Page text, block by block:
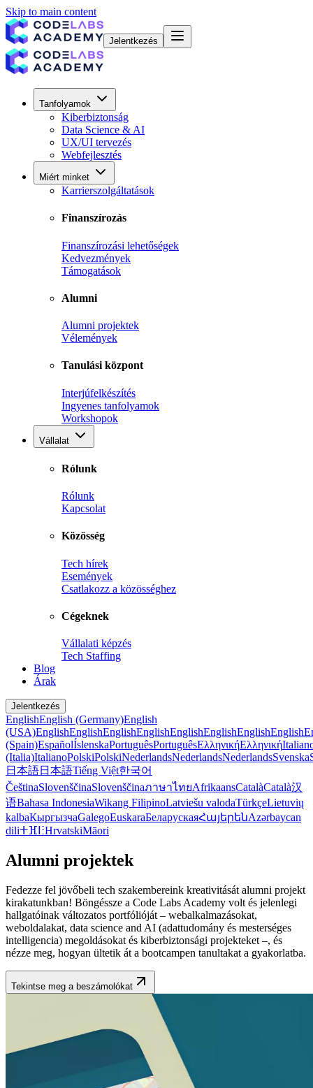
Skip to main content
Jelentkezés
Tanfolyamok
Kiberbiztonság
Data Science & AI
UX/UI tervezés
Webfejlesztés
Miért minket
Karrierszolgáltatások
Finanszírozás
Finanszírozási lehetőségek
Kedvezmények
Támogatások
Alumni
Alumni projektek
Vélemények
Tanulási központ
Interjúfelkészítés
Ingyenes tanfolyamok
Workshopok
Vállalat
Rólunk
Rólunk
Kapcsolat
Közösség
Tech hírek
Események
Csatlakozz a közösséghez
Cégeknek
Vállalati képzés
Tech Staffing
Blog
Árak
Jelentkezés
EnglishEnglish (Germany)English
(USA)EnglishEnglishEnglishEnglishEnglishEnglishEnglishEnglish
(Spain)EspañolÍslenskaPortuguêsPortuguêsΕλληνικήΕλληνική
(Italia)ItalianoPolskiPolskiNederlandsNederlandsNederlandsSvenska
日本語日本語Tiếng Việt한국어
ČeštinaSlovenščinaSlovenščinaภาษาไทยAfrikaansCatalàCatalà汉
语Bahasa IndonesiaWikang FilipinoLatviešu valodaTürkçeLietuvių
kalbaКыргызчаGalegoEuskaraБеларускаяՀայերենAzərbaycan
diliⵜⴼⵏⵗHrvatskiMāori
Alumni projektek
Fedezze fel jövőbeli tech szakembereink kreativitását alumni projekt
kirakatunkban! Böngéssze a Code Labs Academy volt és jelenlegi
hallgatóinak változatos portfólióját – webalkalmazásokat,
weboldalakat, data science and AI (adattudomány és mesterséges
intelligencia) megoldásokat és kiberbiztonsági projekteket –, és
nézze meg, hogyan ültetik át a bootcampen tanultakat a gyakorlatba.
Tekintse meg a beszámolókat